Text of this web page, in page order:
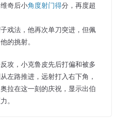
奇后小角度射门得分，再度超
戏法，他再次单刀突进，但佩
的挑射。
攻，小克鲁皮先后打偏和被多
左路推进，远射打入右下角，
拉在这一刻的庆祝，显示出伯
。